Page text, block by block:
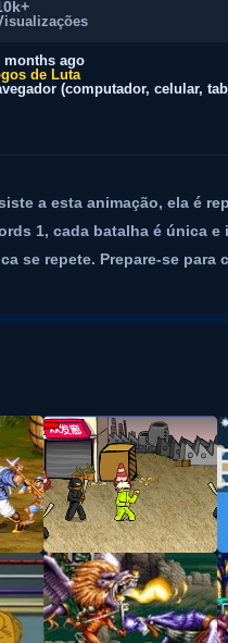
months ago
de Luta
(computador, celular,
a esta animação, ela é
1, cada batalha é única
se repete. Prepare-se